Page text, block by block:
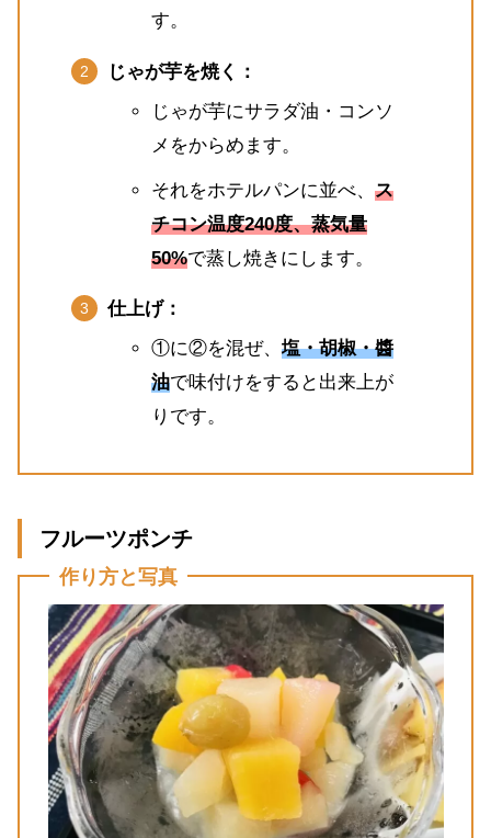
す。
じゃが芋を焼く：
じゃが芋にサラダ油・コンソ
メをからめます。
それをホテルパンに並べ、 ス
チコン温度240度、蒸気量
50%で蒸し焼きにします。
仕上げ：
①に②を混ぜ、 塩・胡椒・醬
油で味付けをすると出来上が
りです。
フルーツポンチ
作り方と写真